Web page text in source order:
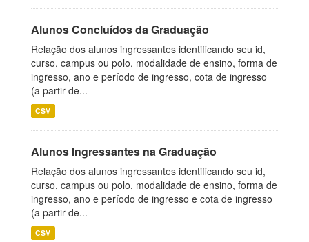
Alunos Concluídos da Graduação
Relação dos alunos ingressantes identificando seu id,
curso, campus ou polo, modalidade de ensino, forma de
ingresso, ano e período de ingresso, cota de ingresso
(a partir de...
CSV
Alunos Ingressantes na Graduação
Relação dos alunos ingressantes identificando seu id,
curso, campus ou polo, modalidade de ensino, forma de
ingresso, ano e período de ingresso e cota de ingresso
(a partir de...
CSV